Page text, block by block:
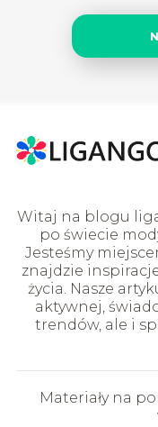
Witaj na blogu
po świecie
Jesteśmy
znajdzie
życia. Nasze
aktywnej,
trendów, ale i
Materiały na